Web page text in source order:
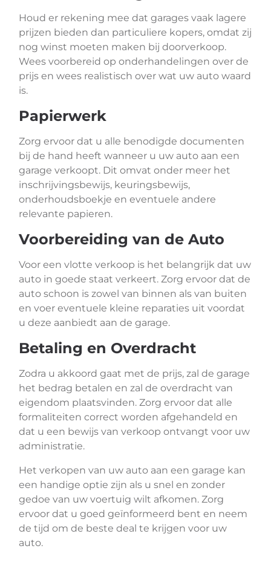
Houd er rekening mee dat garages vaak lagere
prijzen bieden dan particuliere kopers, omdat zij
nog winst moeten maken bij doorverkoop.
Wees voorbereid op onderhandelingen over de
prijs en wees realistisch over wat uw auto waard
is.
Papierwerk
Zorg ervoor dat u alle benodigde documenten
bij de hand heeft wanneer u uw auto aan een
garage verkoopt. Dit omvat onder meer het
inschrijvingsbewijs, keuringsbewijs,
onderhoudsboekje en eventuele andere
relevante papieren.
Voorbereiding van de Auto
Voor een vlotte verkoop is het belangrijk dat uw
auto in goede staat verkeert. Zorg ervoor dat de
auto schoon is zowel van binnen als van buiten
en voer eventuele kleine reparaties uit voordat
u deze aanbiedt aan de garage.
Betaling en Overdracht
Zodra u akkoord gaat met de prijs, zal de garage
het bedrag betalen en zal de overdracht van
eigendom plaatsvinden. Zorg ervoor dat alle
formaliteiten correct worden afgehandeld en
dat u een bewijs van verkoop ontvangt voor uw
administratie.
Het verkopen van uw auto aan een garage kan
een handige optie zijn als u snel en zonder
gedoe van uw voertuig wilt afkomen. Zorg
ervoor dat u goed geïnformeerd bent en neem
de tijd om de beste deal te krijgen voor uw
auto.